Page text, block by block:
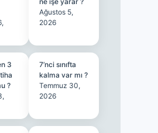
Ağustos 5,
2026
3
?
7’nci sınıfta
kalma var mı ?
Temmuz 30,
2026